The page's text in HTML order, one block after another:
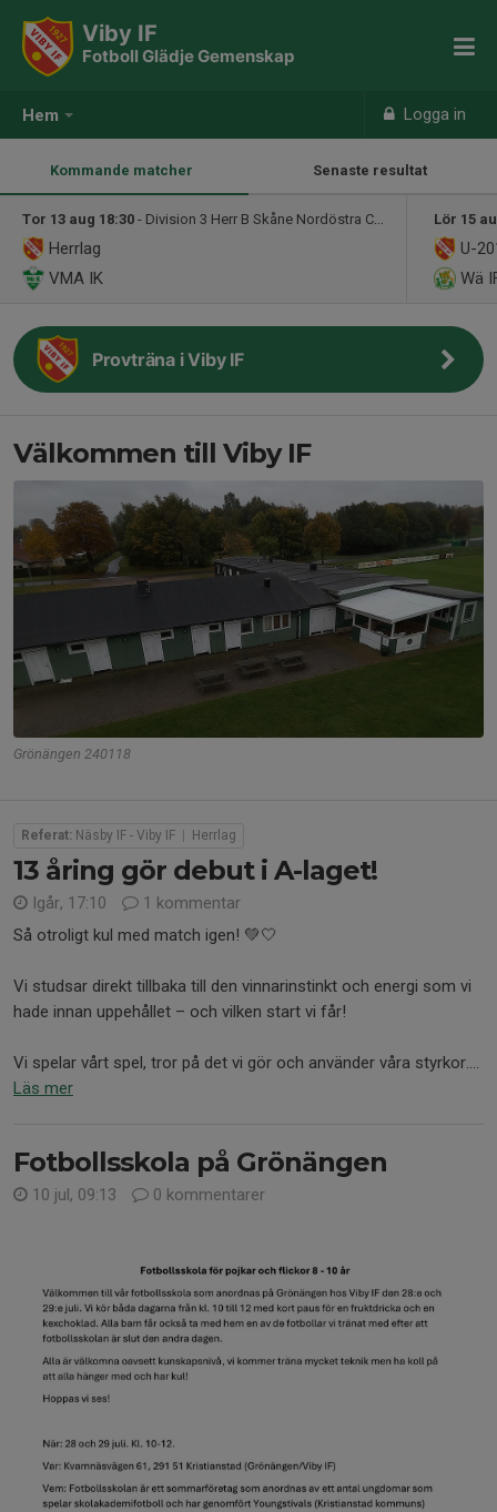
Hem Logga in
Viby IF
Fotboll Glädje Gemenskap
Kommande matcher Senaste resultat
Tor 13 aug 18:30 - Division 3 Herr B Skåne Nordöstra C, höst
Herrlag
VMA IK
Lör 15
U-
Wä
Provträna i Viby IF
Välkommen till Viby IF
Grönängen 240118
Referat: Näsby IF - Viby IF Herrlag
13 åring gör debut i A-laget!
Igår, 17:10
1 kommentar
Så otroligt kul med match igen! 💚🤍
Vi studsar direkt tillbaka till den vinnarinstinkt och energi som vi
hade innan uppehållet – och vilken start vi får!
Vi spelar vårt spel, tror på det vi gör och använder våra styrkor....
Läs mer
Fotbollsskola på Grönängen
10 jul, 09:13 0 kommentarer